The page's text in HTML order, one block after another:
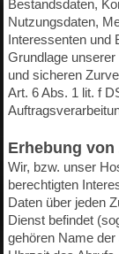
Bestandsdaten,
Nutzungsdaten,
Interessenten und
Grundlage
und sicheren
Art. 6 Abs. 1 lit. f
Erhebung
Wir, bzw. unser
berechtigten
Daten über jeden
Dienst befindet
gehören Name